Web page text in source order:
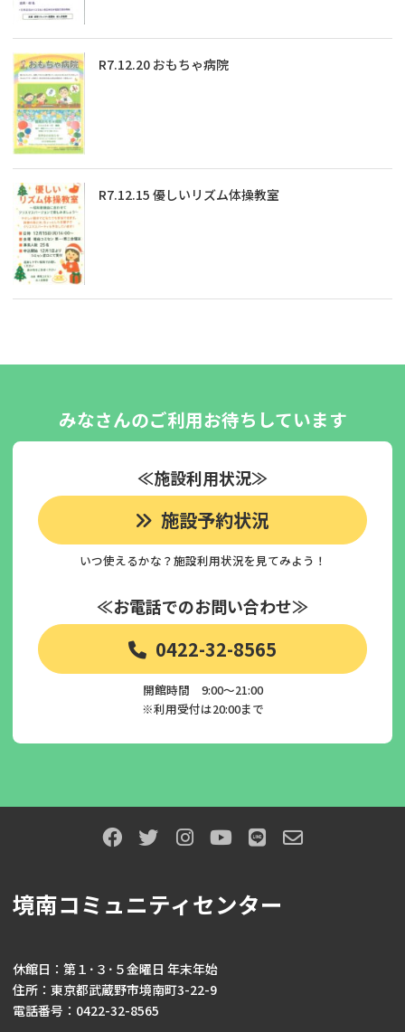
R7.12.20 おもちゃ病院
R7.12.15 優しいリズム体操教室
みなさんのご利用お待ちしています
≪施設利用状況≫
施設予約状況
いつ使えるかな？施設利用状況を見てみよう！
≪お電話でのお問い合わせ≫
0422-32-8565
開館時間 9:00～21:00
※利用受付は20:00まで
境南コミュニティセンター
休館日：第１･３･５金曜日 年末年始
住所：東京都武蔵野市境南町3-22-9
電話番号：0422-32-8565